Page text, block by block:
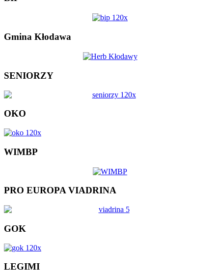
Gmina Kłodawa
SENIORZY
OKO
WIMBP
PRO EUROPA VIADRINA
GOK
LEGIMI